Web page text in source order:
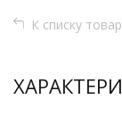
К списку